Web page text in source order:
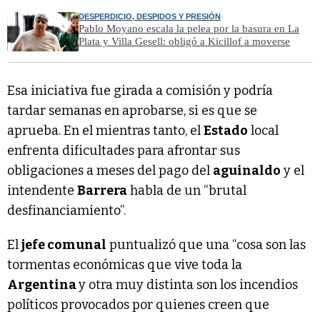
DESPERDICIO, DESPIDOS Y PRESIÓN
Pablo Moyano escala la pelea por la basura en La
Plata y Villa Gesell: obligó a Kicillof a moverse
Esa iniciativa fue girada a comisión y podría
tardar semanas en aprobarse, si es que se
aprueba. En el mientras tanto, elEstado local
enfrenta dificultades para afrontar sus
obligaciones a meses del pago del aguinaldo y el
intendente Barrerahabla de un “brutal
desfinanciamiento”.
Eljefe comunal puntualizó que una “cosa son las
tormentas económicas que vive toda la
Argentinay otra muy distinta son los incendios
políticos provocados por quienes creen que